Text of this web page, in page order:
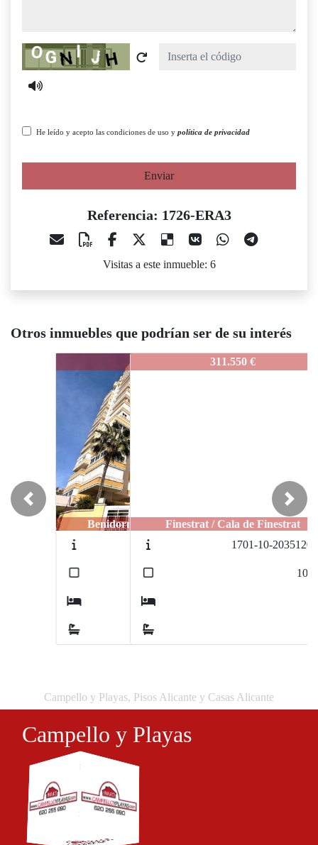
Captcha
He leído y acepto las condiciones de uso y política de privacidad
Enviar
Referencia: 1726-ERA3
Visitas a este inmueble: 6
Otros inmuebles que podrían ser de su interés
Benidorm / Playa de Poniente
1681-10-0238902389
1726-ERA3
Finestrat / Cala de Finestrat
1701-10-2035120351
Previous Next
Campello y Playas, Pisos Alicante y Casas Alicante
Campello y Playas